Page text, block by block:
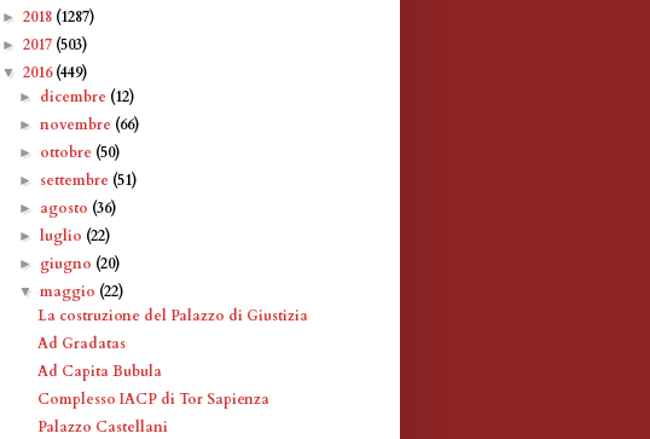
► 2018 (1287)
► 2017 (503)
▼ 2016(449)
► dicembre (12)
►novembre (66)
► ottobre (50)
► settembre (51)
► agosto (36)
►luglio (22)
► giugno (20)
▼maggio (22)
La costruzione del Palazzo di Giustizia
Ad Gradatas
Ad Capita Bubula
Complesso IACP di Tor Sapienza
Palazzo Castellani